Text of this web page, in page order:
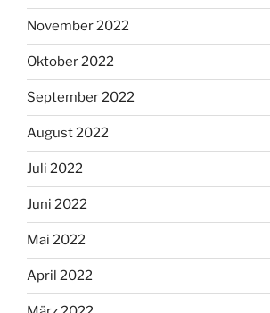
November 2022
Oktober 2022
September 2022
August 2022
Juli 2022
Juni 2022
Mai 2022
April 2022